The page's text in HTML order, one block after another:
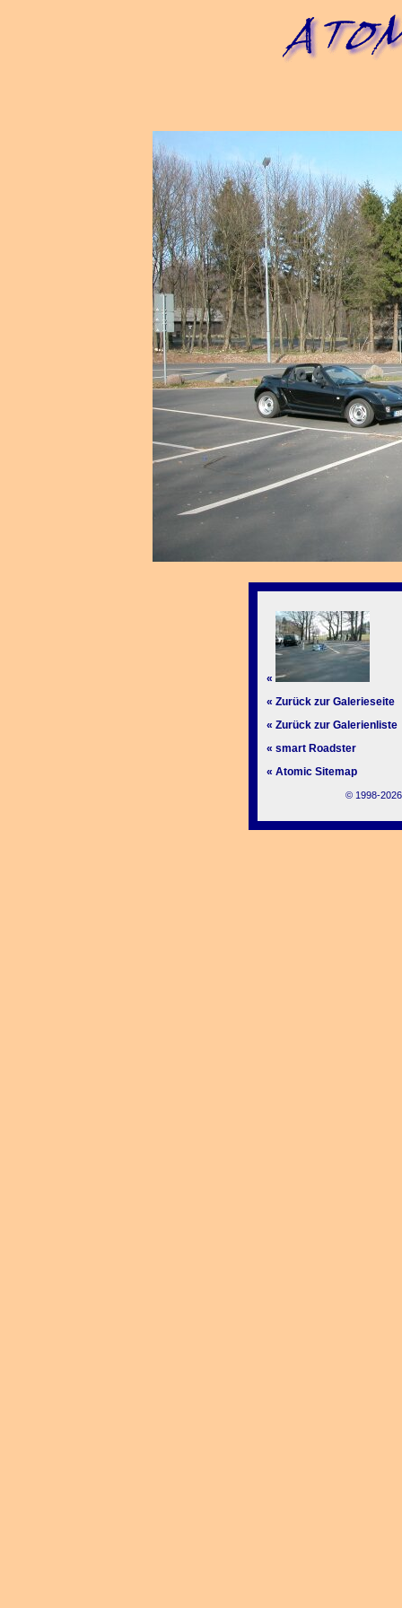
«
« Zurück zur Galerieseite
« Zurück zur Galerienliste
« smart Roadster
« Atomic Sitemap
© 1998-